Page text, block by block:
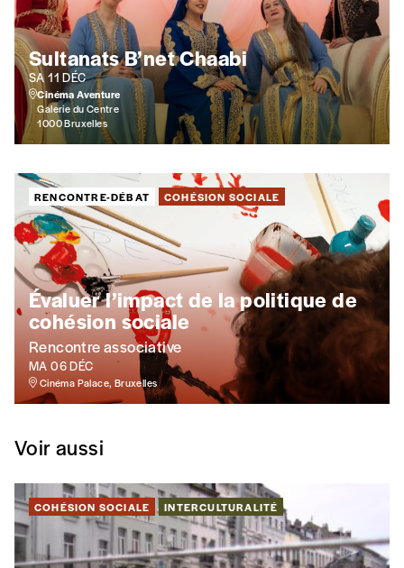
Localité
Je souhaite recevoir une facture
J’ai lu et j’accepte votre politique de
Lire notrepolitique de protection des données
Ajouter un message (facultatif)
Sultanats B’net Chaabi
SA 11 DÉC
Cinéma Aventure
Galerie du Centre
1000 Bruxelles
RENCONTRE-DÉBAT COHÉSION SOCIALE
Évaluer l’impact de la politique de
cohésion sociale
Rencontre associative
MA 06 DÉC
Cinéma Palace, Bruxelles
Voir aussi
COHÉSION SOCIALE INTERCULTURALITÉ